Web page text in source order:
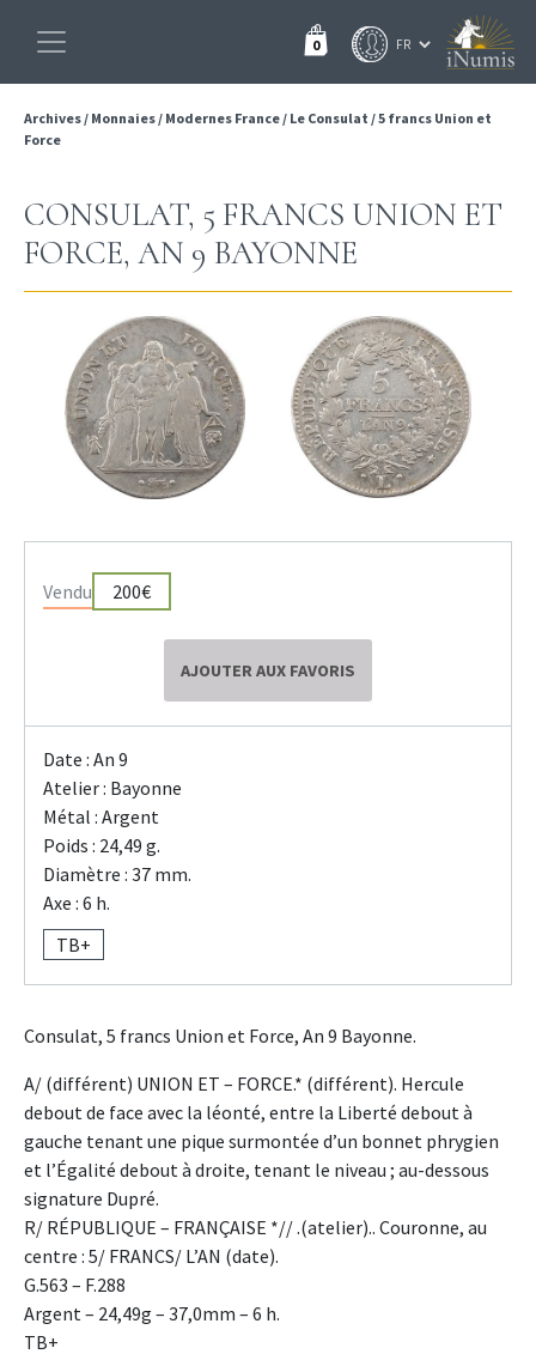
0
Archives/ Monnaies/ Modernes France/ Le Consulat /5 francs Union et
Force
CONSULAT, 5 FRANCS UNION ET
FORCE, AN 9 BAYONNE
Vendu 200€
AJOUTER AUX FAVORIS
Date : An 9
Atelier : Bayonne
Métal : Argent
Poids : 24,49 g.
Diamètre : 37 mm.
Axe : 6 h.
TB+
Consulat, 5 francs Union et Force, An 9 Bayonne.
A/ (différent) UNION ET – FORCE.* (différent). Hercule
debout de face avec la léonté, entre la Liberté debout à
gauche tenant une pique surmontée d’un bonnet phrygien
et l’Égalité debout à droite, tenant le niveau ; au-dessous
signature Dupré.
R/ RÉPUBLIQUE – FRANÇAISE *// .(atelier).. Couronne, au
centre : 5/ FRANCS/ L’AN (date).
G.563 – F.288
Argent – 24,49g – 37,0mm – 6 h.
TB+